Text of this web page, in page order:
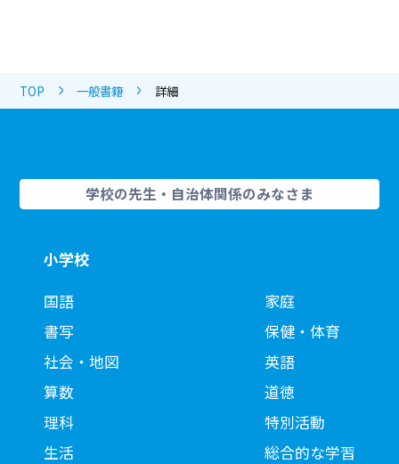
TOP 一般書籍 詳細
学校の先生・自治体関係のみなさま
小学校
国語
書写
社会・地図
算数
理科
生活
家庭
保健・体育
英語
道徳
特別活動
総合的な学習